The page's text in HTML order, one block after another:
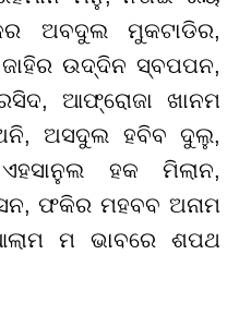
ଅବଦୁଲ ମୁକଟାଡିର,
ଉଦ୍ଦିନ ସ୍ବପପନ,
ଆଫ୍ରୋଜା ଖାନମ
ଅନି, ଅସଦୁଲ ହବିବ ଦୁଲୁ,
ହକ ମିଲାନ,
ଫକିର ମହବବ ଅନାମ
ମ ଭାବରେ ଶପଥ